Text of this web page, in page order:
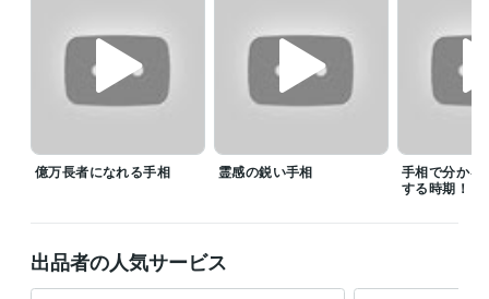
手相:2年ルノルマンカード:0年 数秘術:0年
得意分野
手相鑑定 数秘術
大原簿記学校 2013年3月 ~ 2015年2月
億万長者になれる手相 霊感の鋭い手相
手相で分かる
する時期！
出品者の人気サービス